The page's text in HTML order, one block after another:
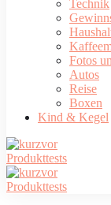
Technik
Fotos
Autos
Reise
Boxen
Kind & Kegel